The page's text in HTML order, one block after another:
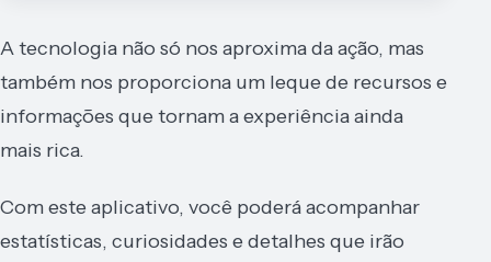
A tecnologia não só nos aproxima da ação, mas
também nos proporciona um leque de recursos e
informações que tornam a experiência ainda
mais rica.
Com este aplicativo, você poderá acompanhar
estatísticas, curiosidades e detalhes que irão